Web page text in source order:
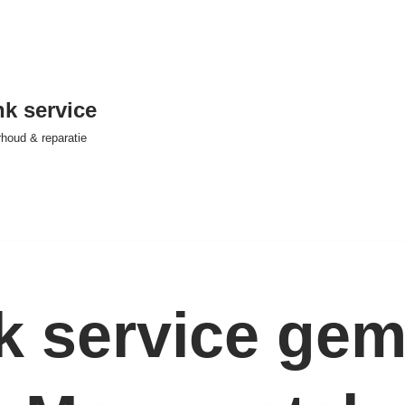
service
& reparatie
service